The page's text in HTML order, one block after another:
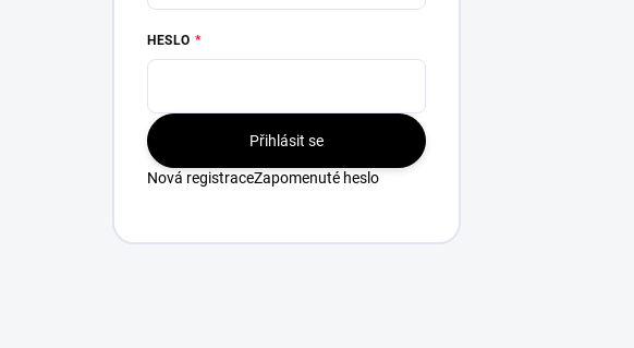
HESLO
Přihlásit se
Nová registraceZapomenuté heslo